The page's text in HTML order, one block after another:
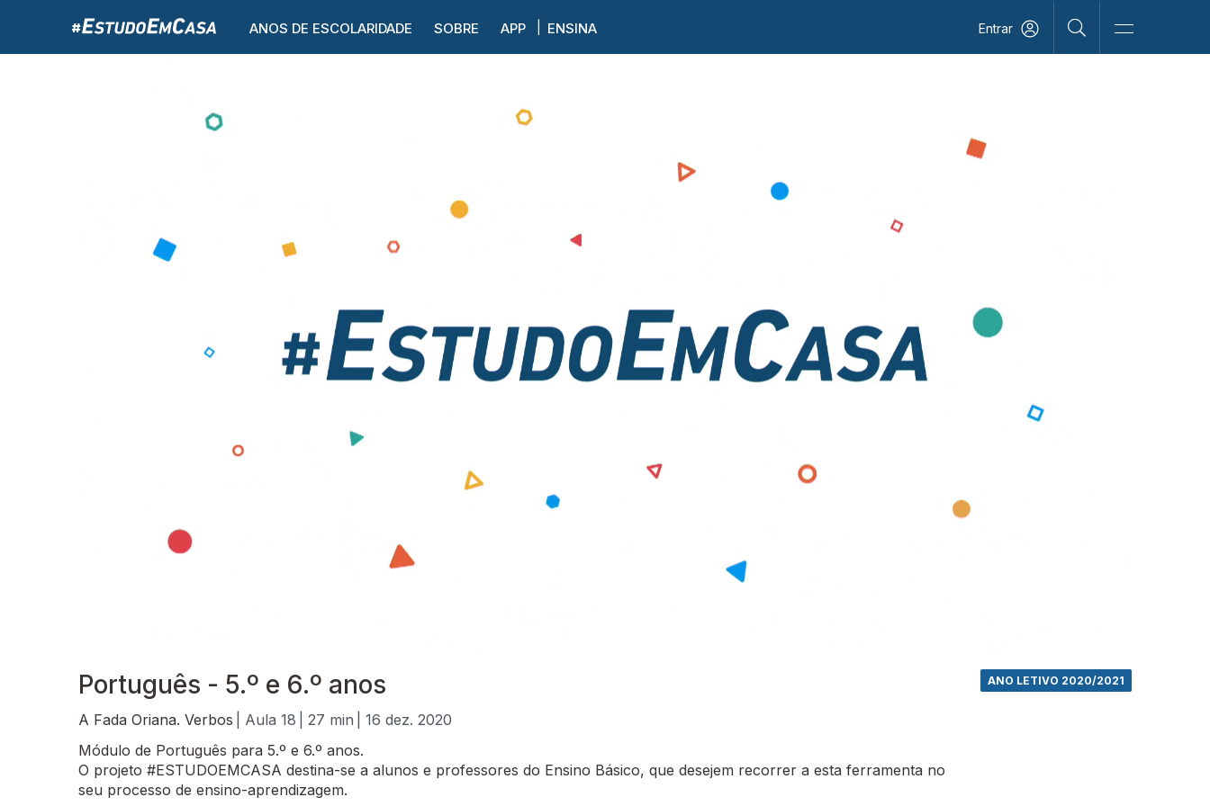
ANOS DE ESCOLARIDADE SOBRE APP ENSINA Entrar
Português - 5.º e 6.º anos
A Fada Oriana. Verbos | Aula 18 | 27 min | 16 dez. 2020
ANO LETIVO 2020/2021
Módulo de Português para 5.º e 6.º anos.
O projeto #ESTUDOEMCASA destina-se a alunos e professores do Ensino Básico, que desejem recorrer a esta ferramenta no
seu processo de ensino-aprendizagem.